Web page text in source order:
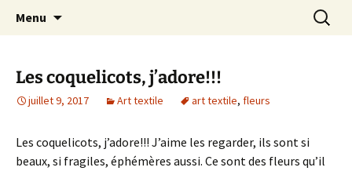
filsetcrayons
Le blog de Sophie A
Menu
Les coquelicots, j’adore!!!
juillet 9, 2017 Art textile art textile, fleurs
Les coquelicots, j’adore!!! J’aime les regarder, ils sont si
beaux, si fragiles, éphémères aussi. Ce sont des fleurs qu’il